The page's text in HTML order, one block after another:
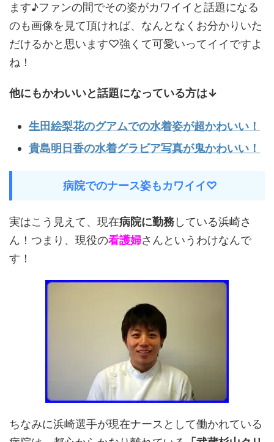
ます♪ファンの間でその姿がカワイイと話題になる
のも画像を見て頂ければ、なんとなくお分かりいた
だけるかと思います♡強くて可愛いってイイですよ
ね！
他にもかわいいと話題になっている方は↓
生田絵梨花のグアムでの水着姿が超かわいい！
貴島明日香の水着グラビア写真が鬼かわいい！
病院でのナース姿もカワイイ♡
実はこう見えて、現在病院に勤務している浜崎さ
ん！つまり、現役の看護婦さんというわけなんで
す！
ちなみに浜崎選手が現在ナースとして働かれている